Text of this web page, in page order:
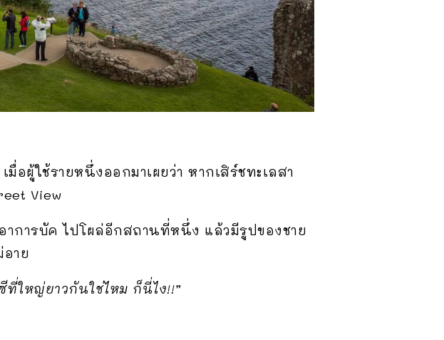
ผู้ใช้รายหนึ่งออกมาเผยว่า หากเสิร์ชทะเลสา
View
าการบัค ไปโผล่อีกสถานที่หนึ่ง แล้วมีรูปของชาย
าย
ใหญ่ยาวกันใช่ไหม ก็นี่ไง!!”